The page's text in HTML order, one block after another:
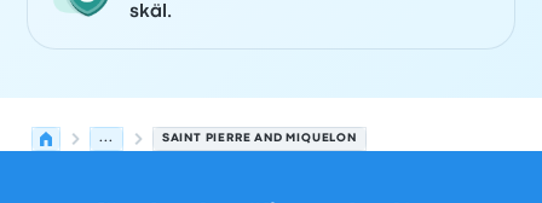
skäl.
... SAINT PIERRE AND MIQUELON